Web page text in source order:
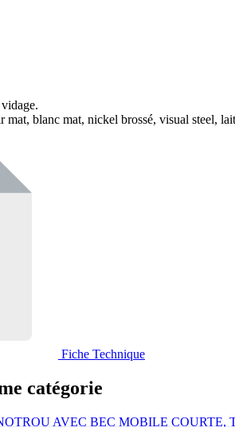
mat, blanc mat, nickel brossé, visual steel,
Fiche Technique
catégorie